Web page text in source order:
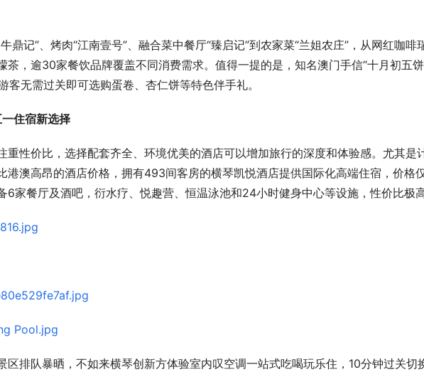
鼎记”、烤肉“江南壹号”、融合菜中餐厅“臻启记”到农家菜“兰姐农庄”，从网红咖啡
茶，逾30家餐饮品牌覆盖不同消费需求。值得一提的是，知名澳门手信“十月初五饼
客无需过关即可选购蛋卷、杏仁饼等特色伴手礼。
一住宿新选择
重性价比，选择配套齐全、环境优美的酒店可以增加旅行的深度和体验感。尤其是
港澳高昂的酒店价格，拥有493间客房的横琴凯悦酒店提供国际化高端住宿，价格
6家餐厅及酒吧，衍水疗、悦趣营、恒温泳池和24小时健身中心等设施，性价比极高
区排队暴晒，不如来横琴创新方体验室内叹空调一站式吃喝玩乐住，10分钟过关切